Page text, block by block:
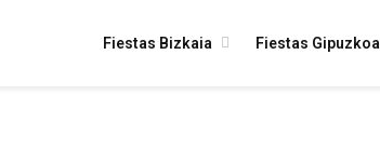
Fiestas Bizkaia Fiestas Gipuzkoa